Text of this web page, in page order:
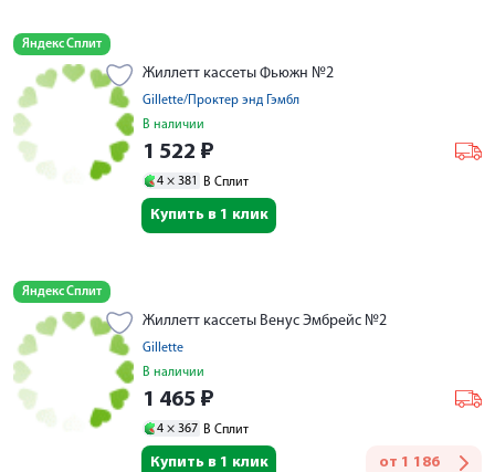
Яндекс Сплит
Жиллетт кассеты Фьюжн №2
Gillette/Проктер энд Гэмбл
В наличии
1 522 ₽
4 × 381 В Сплит
Купить в 1 клик
Яндекс Сплит
Жиллетт кассеты Венус Эмбрейс №2
Gillette
В наличии
1 465 ₽
4 × 367 В Сплит
от 1 186
Купить в 1 клик